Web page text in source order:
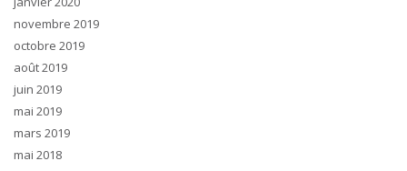
novembre 2019
octobre 2019
août 2019
juin 2019
mai 2019
mars 2019
mai 2018